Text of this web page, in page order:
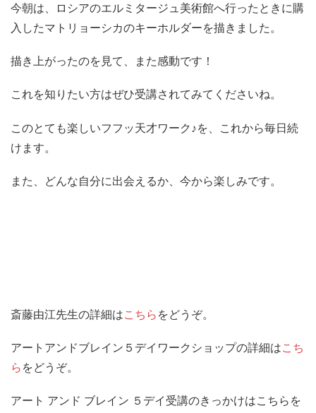
今朝は、ロシアのエルミタージュ美術館へ行ったときに購
入したマトリョーシカのキーホルダーを描きました。
描き上がったのを見て、また感動です！
これを知りたい方はぜひ受講されてみてくださいね。
このとても楽しいフフッ天才ワーク♪を、これから毎日続
けます。
また、どんな自分に出会えるか、今から楽しみです。
斎藤由江先生の詳細はこちら をどうぞ。
アートアンドブレイン５デイワークショップの詳細はこち
ら をどうぞ。
アート アンド ブレイン ５デイ受講のきっかけはこちらを